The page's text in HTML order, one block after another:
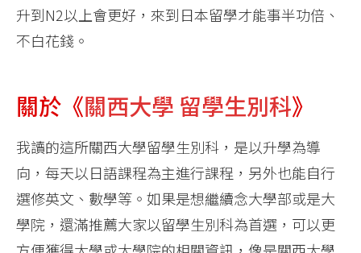
升到N2以上會更好，來到日本留學才能事半功倍、
不白花錢。
關於《關西大學 留學生別科》
我讀的這所關西大學留學生別科，是以升學為導
向，每天以日語課程為主進行課程，另外也能自行
選修英文、數學等。如果是想繼續念大學部或是大
學院，還滿推薦大家以留學生別科為首選，可以更